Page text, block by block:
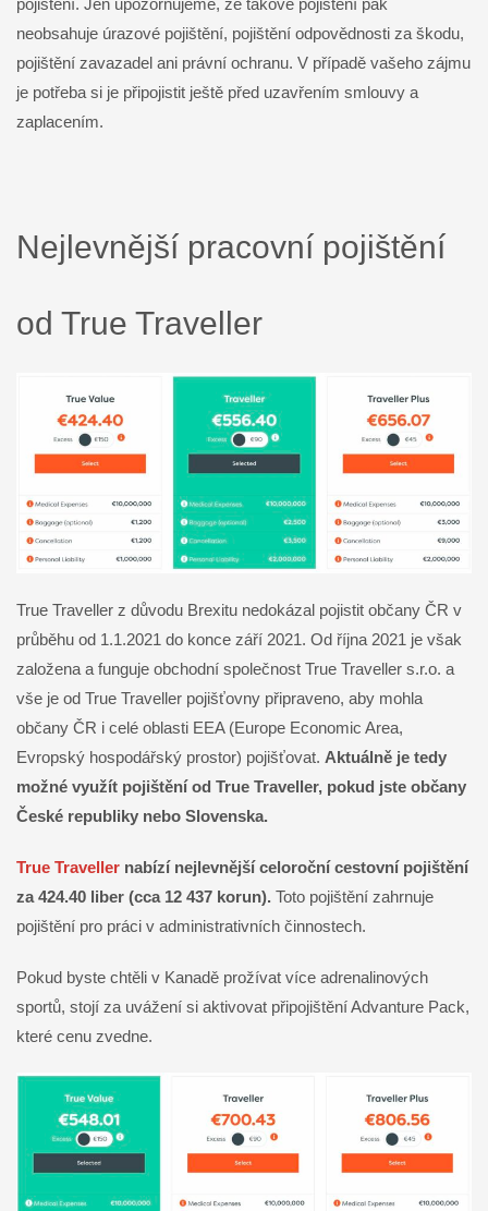
neobsahuje úrazové pojištění, pojištění odpovědnosti za škodu,
pojištění zavazadel ani právní ochranu. V případě vašeho zájmu
je potřeba si je připojistit ještě před uzavřením smlouvy a
zaplacením.
Nejlevnější pracovní pojištění
od True Traveller
True Traveller z důvodu Brexitu nedokázal pojistit občany ČR v
průběhu od 1.1.2021 do konce září 2021. Od října 2021 je však
založena a funguje obchodní společnost True Traveller s.r.o. a
vše je od True Traveller pojišťovny připraveno, aby mohla
občany ČR i celé oblasti EEA (Europe Economic Area,
Evropský hospodářský prostor) pojišťovat. Aktuálně je tedy
možné využít pojištění od True Traveller, pokud jste občany
České republiky nebo Slovenska.
True Traveller nabízí nejlevnější celoroční cestovní pojištění
za 424.40 liber (cca 12 437 korun). Toto pojištění zahrnuje
pojištění pro práci v administrativních činnostech.
Pokud byste chtěli v Kanadě prožívat více adrenalinových
sportů, stojí za uvážení si aktivovat připojištění Advanture Pack,
které cenu zvedne.